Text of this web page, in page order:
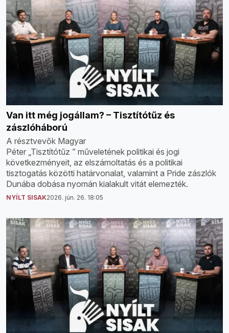
Van itt még jogállam? – Tisztítótűz és
zászlóháború
A résztvevők Magyar
Péter „Tisztítótűz ” műveletének politikai és jogi
következményeit, az elszámoltatás és a politikai
tisztogatás közötti határvonalat, valamint a Pride zászlók
Dunába dobása nyomán kialakult vitát elemezték.
NYÍLT SISAK2026. jún. 26. 18:05